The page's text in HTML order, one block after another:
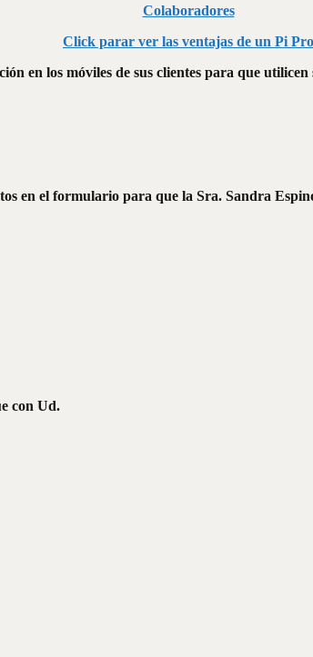
Colaboradores
Click parar ver las ventajas de un Pi Pro
en los móviles de sus clientes para que
en el formulario para que la Sra. Sandra
con Ud.